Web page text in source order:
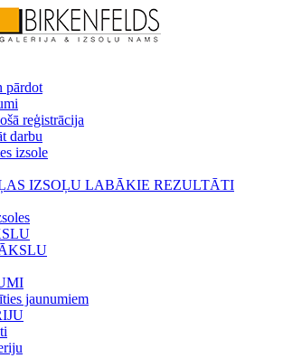
pārdot
reģistrācija
darbu
izsole
IZSOĻU LABĀKIE REZULTĀTI
jaunumiem